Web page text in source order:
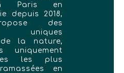
Paris en
depuis 2018,
des
uniques
de la nature,
uniquement
les plus
en